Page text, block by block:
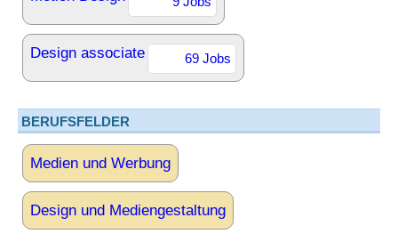
Design associate 69 Jobs
BERUFSFELDER
Medien und Werbung
Design und Mediengestaltung